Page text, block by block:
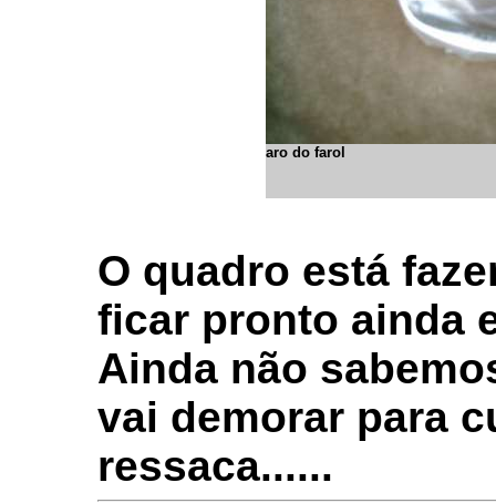
aro do farol
O quadro está
ficar pronto ainda
Ainda não
vai demorar para
ressaca......